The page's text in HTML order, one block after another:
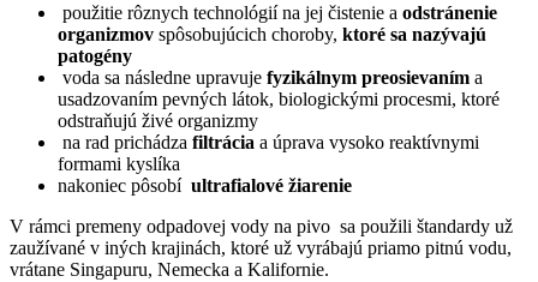
použitie rôznych technológií na jej čistenie a odstránenie
organizmov spôsobujúcich choroby, ktoré sa nazývajú
patogény
voda sa následne upravuje fyzikálnym preosievaním a
usadzovaním pevných látok, biologickými procesmi, ktoré
odstraňujú živé organizmy
na rad prichádza filtrácia a úprava vysoko reaktívnymi
formami kyslíka
nakoniec pôsobí ultrafialové žiarenie
V rámci premeny odpadovej vody na pivo sa použili štandardy už
zaužívané v iných krajinách, ktoré už vyrábajú priamo pitnú vodu,
vrátane Singapuru, Nemecka a Kalifornie.